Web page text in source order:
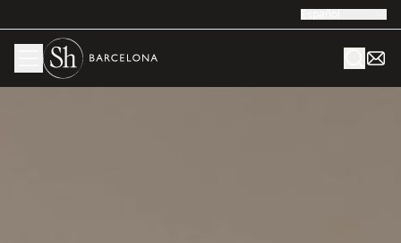
Español